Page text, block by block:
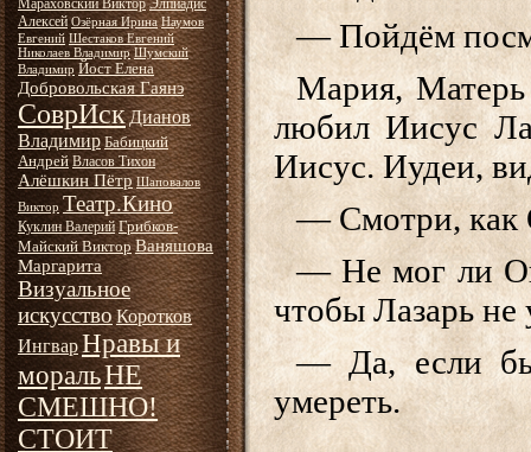
Мараховский Виктор Элпиадис
Алексей Озёрная Ирина Наумов
Евгений Шестаков Евгений
Николаев Владимир Шумский
Владимир Йост Елена
Добровольская Гаянэ
СоврИскДианов
Владимир Бабицкий
Андрей Власов Тихон
Алёшкин Пётр Шаповалов
Виктор Театр.Кино
Куклин Валерий Грибков-
Майский Виктор Ваняшова
Маргарита
Визуальное
искусствоКоротков
ИнгварНравы и
моральНЕ
СМЕШНО!
СТОИТ
— Пойдём
Мария, Матерь
любил Иисус
Иисус. Иудеи,
— Смотри, как
— Не мог ли
чтобы Лазарь не
— Да, если
умереть.